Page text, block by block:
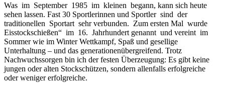
Was im September 1985 im kleinen begann, kann sich heute
sehen lassen. Fast 30 Sportlerinnen und Sportler sind der
traditionellen Sportart sehr verbunden. Zum ersten Mal wurde
Eisstockschießen“ im 16. Jahrhundert genannt und vereint im
Sommer wie im Winter Wettkampf, Spaß und gesellige
Unterhaltung – und das generationenübergreifend. Trotz
Nachwuchssorgen bin ich der festen Überzeugung: Es gibt keine
jungen oder alten Stockschützen, sondern allenfalls erfolgreiche
oder weniger erfolgreiche.